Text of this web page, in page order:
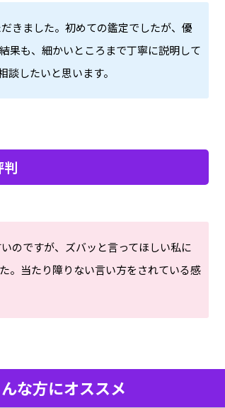
きました。初めての鑑定でしたが、優
果も、細かいところまで丁寧に説明して
談したいと思います。
判
のですが、ズバッと言ってほしい私に
。当たり障りない言い方をされている感
な方にオススメ